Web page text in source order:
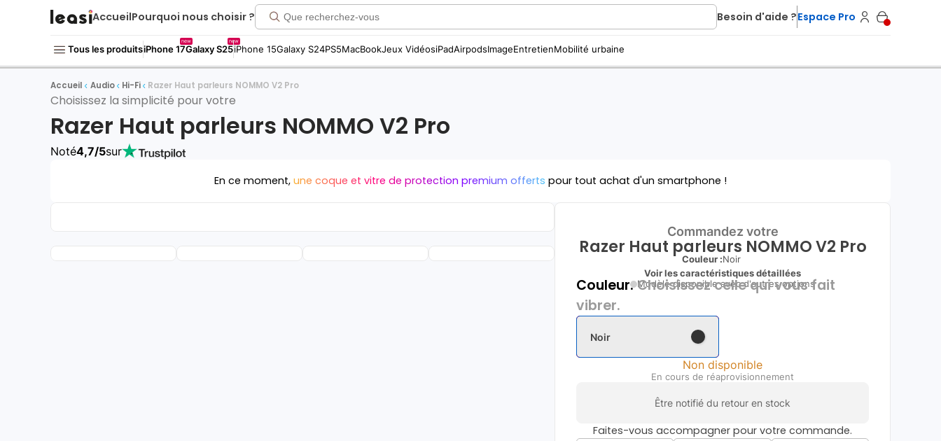
AccueilPourquoi nous choisir ? Besoin d'aide ?Espace Pro
Tous les produitsiPhone 17
new
Galaxy S25
new
iPhone 15Galaxy S24PS5MacBookJeux VidéosiPadAirpodsImageEntretienMobilité urbaine
Accueil Audio Hi-Fi Razer Haut parleurs NOMMO V2 Pro
Choisissez la simplicité pour votre
Razer Haut parleurs NOMMO V2 Pro
Noté4,7/5sur
En ce moment, une coque et vitre de protection premium offerts pour tout achat d'un smartphone !
Commandez votre
Razer Haut parleurs NOMMO V2 Pro
Couleur :Noir
Voir les caractéristiques détaillées
Modèle disponible avec d'autres options
Couleur.Choisissez celle qui vous fait
vibrer.
Noir
Non disponible
En cours de réaprovisionnement
Être notifié du retour en stock
Faites-vous accompagner pour votre commande.